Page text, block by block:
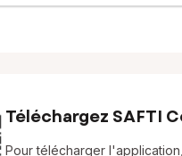
Téléchargez SAFTI
Pour télécharger